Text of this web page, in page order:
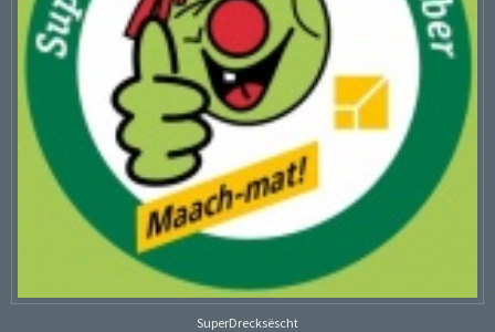
SuperDrecksëscht